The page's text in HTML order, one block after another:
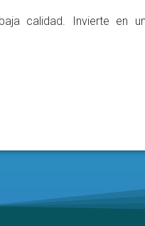
calidad. Invierte en